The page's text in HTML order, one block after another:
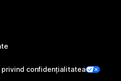
confidențialitatea